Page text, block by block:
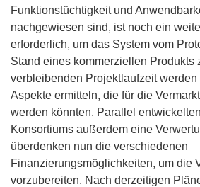
Funktionstüchtigkeit und
nachgewiesen sind, ist noch ein
erforderlich, um das System vom
Stand eines kommerziellen Produkts
verbleibenden Projektlaufzeit
Aspekte ermitteln, die für die
werden könnten. Parallel
Konsortiums außerdem eine
überdenken nun die verschiedenen
Finanzierungsmöglichkeiten, um die
vorzubereiten. Nach derzeitigen